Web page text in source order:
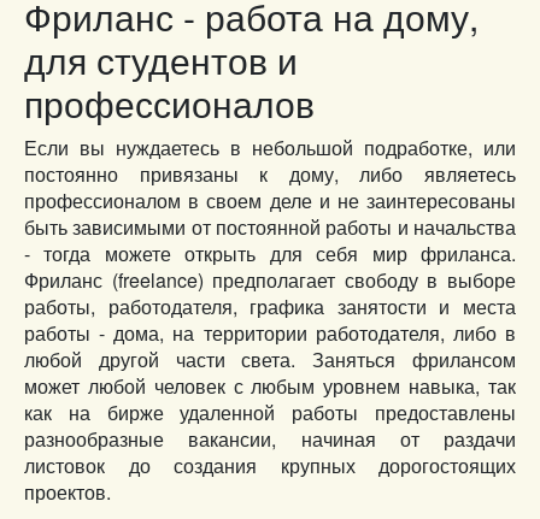
Фриланс - работа на дому,
для студентов и
профессионалов
Если вы нуждаетесь в небольшой подработке, или
постоянно привязаны к дому, либо являетесь
профессионалом в своем деле и не заинтересованы
быть зависимыми от постоянной работы и начальства
- тогда можете открыть для себя мир фриланса.
Фриланс (freelance) предполагает свободу в выборе
работы, работодателя, графика занятости и места
работы - дома, на территории работодателя, либо в
любой другой части света. Заняться фрилансом
может любой человек с любым уровнем навыка, так
как на бирже удаленной работы предоставлены
разнообразные вакансии, начиная от раздачи
листовок до создания крупных дорогостоящих
проектов.